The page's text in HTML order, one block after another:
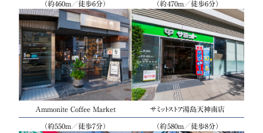
（約460m／徒歩6分） （約470m／徒歩6分）
Ammonite Coffee Market
（約550m／徒歩7分）
サミットストア湯島天神南店
（約580m／徒歩8分）